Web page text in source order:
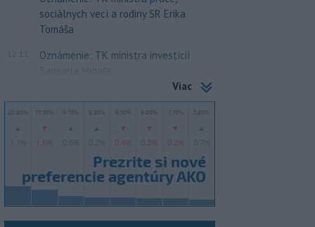
sociálnych vecí a rodiny SR Erika
Tomáša
Oznámenie: TK ministra investícií
Samuela Migaľa
Viac